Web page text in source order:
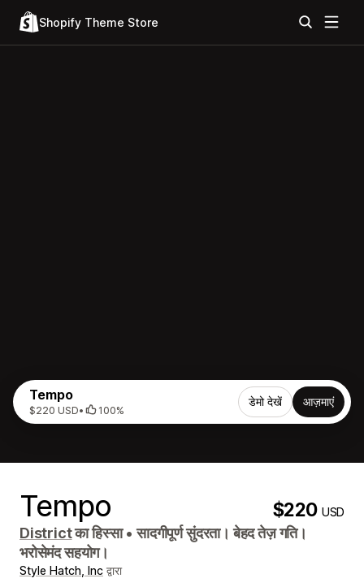
Shopify Theme Store
Tempo
$220 USD• 100%
डेमो देखें आज़माएं
Tempo $220USD
Districtका हिस्सा• सादगीपूर्ण सुंदरता। बेहद तेज़ गति।
भरोसेमंद सहयोग।
Style Hatch, Inc द्वारा